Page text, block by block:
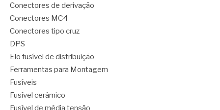
Conectores de derivação
Conectores MC4
Conectores tipo cruz
DPS
Elo fusível de distribuição
Ferramentas para Montagem
Fusíveis
Fusível cerâmico
Fusível de média tensão